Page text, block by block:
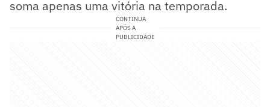
soma apenas uma vitória na temporada.
CONTINUA
APÓS A
PUBLICIDADE